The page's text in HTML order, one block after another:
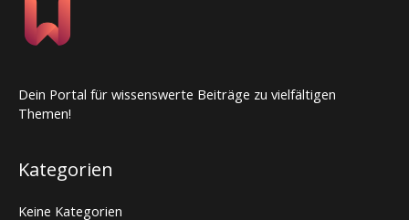
Dein Portal für wissenswerte Beiträge zu vielfältigen
Themen!
Kategorien
Keine Kategorien